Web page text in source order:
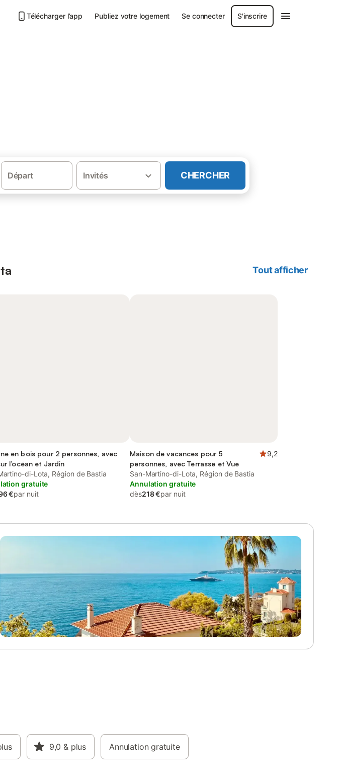
Télécharger l’app Publiez votre logement Se connecter S'inscrire
Départ Invités CHERCHER
Tout afficher
en bois pour 2 personnes, avec
l’océan et Jardin
di-Lota, Région de Bastia
gratuite
€par nuit
Maison de vacances pour 5
personnes, avec Terrasse et Vue
9,2
San-Martino-di-Lota, Région de Bastia
Annulation gratuite
dès218 €par nuit
9,0 & plus Annulation gratuite